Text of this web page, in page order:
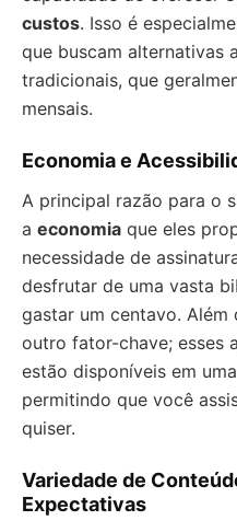
custos. Isso é
que buscam alternativas
tradicionais, que
mensais.
Economia e
A principal razão para o
a economia que eles
necessidade de
desfrutar de uma vasta
gastar um centavo. Além
outro fator-chave; esses
estão disponíveis em
permitindo que você
quiser.
Variedade de
Expectativas